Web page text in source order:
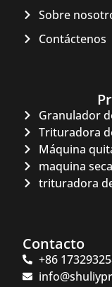
Sobre
Contáctenos
Granulador
Trituradora
Máquina
maquina
trituradora
Contacto
+86